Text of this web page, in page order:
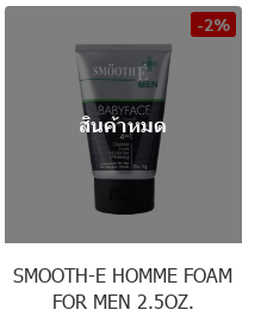
-2%
สินค้าหมด
SMOOTH-E HOMME FOAM
FOR MEN 2.5OZ.